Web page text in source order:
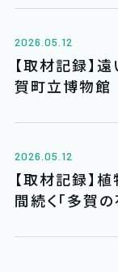
2026.05.12
【取材記録】
賀町立博物館
2026.05.12
【取材記録】
間続く「多賀